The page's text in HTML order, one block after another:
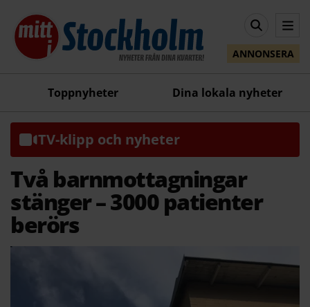
ANNONSERA
Toppnyheter Dina lokala nyheter
TV-klipp och nyheter
Två barnmottagningar
stänger – 3000 patienter
berörs